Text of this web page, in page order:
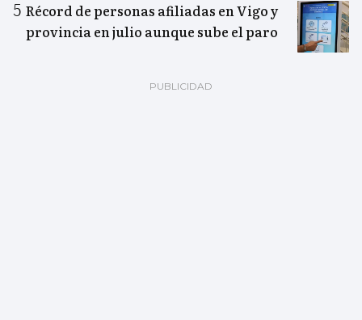
Récord de personas afiliadas en Vigo y
provincia en julio aunque sube el paro